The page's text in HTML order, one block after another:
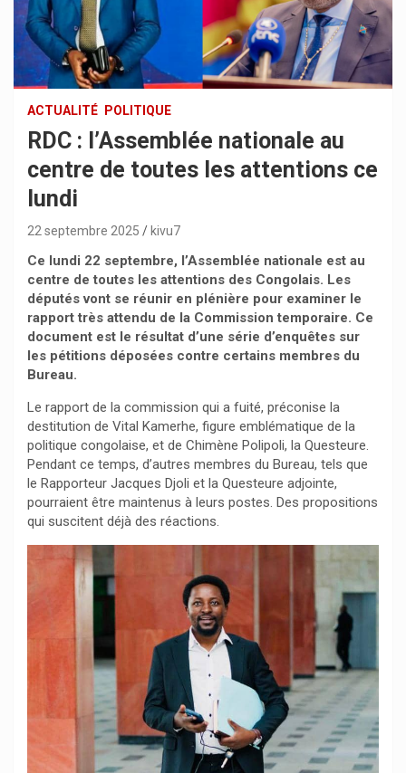
ACTUALITÉ POLITIQUE
RDC : l’Assemblée nationale au
centre de toutes les attentions ce
lundi
22 septembre 2025 kivu7
Ce lundi 22 septembre, l’Assemblée nationale est au
centre de toutes les attentions des Congolais. Les
députés vont se réunir en plénière pour examiner le
rapport très attendu de la Commission temporaire. Ce
document est le résultat d’une série d’enquêtes sur
les pétitions déposées contre certains membres du
Bureau.
Le rapport de la commission qui a fuité, préconise la
destitution de Vital Kamerhe, figure emblématique de la
politique congolaise, et de Chimène Polipoli, la Questeure.
Pendant ce temps, d’autres membres du Bureau, tels que
le Rapporteur Jacques Djoli et la Questeure adjointe,
pourraient être maintenus à leurs postes. Des propositions
qui suscitent déjà des réactions.